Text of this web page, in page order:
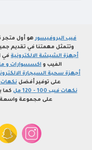
فيب البروفيسورهو أول متجر
وتتمثل مهمتنا في تقديم
أجهزة الشيشة الالكترونية في
الفيب و اكسسوارات و
أجهزة سحبة السيجارة
على توفير أفضل
نكهات فيب 100 - 120 مل
على مجموعة